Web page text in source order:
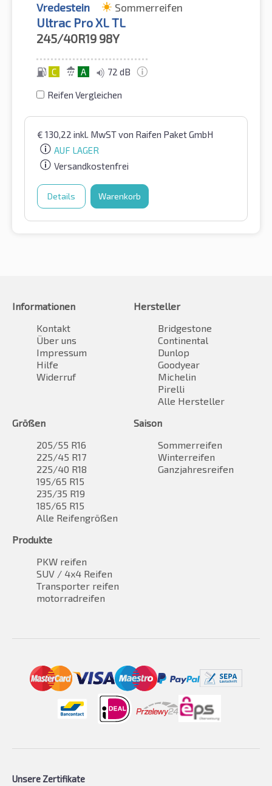
Vredestein Sommerreifen
Ultrac Pro XL TL
245/40R19 98Y
C A 72 dB
Reifen Vergleichen
€ 130,22 inkl. MwSTvon Raifen Paket GmbH
AUF LAGER
Versandkostenfrei
Details Warenkorb
Informationen
Kontakt
Über uns
Impressum
Hilfe
Widerruf
Hersteller
Bridgestone
Continental
Dunlop
Goodyear
Michelin
Pirelli
Alle Hersteller
Größen
205/55 R16
225/45 R17
225/40 R18
195/65 R15
235/35 R19
185/65 R15
Alle Reifengrößen
Saison
Sommerreifen
Winterreifen
Ganzjahresreifen
Produkte
PKW reifen
SUV / 4x4 Reifen
Transporter reifen
motorradreifen
Unsere Zertifikate